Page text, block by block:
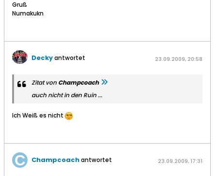
Gruß
Numakukn
Deckyantwortet 23.09.2009, 20:58
Zitat von Champcoach
auch nicht in den Ruin ...
Ich Weiß es nicht
Champcoachantwortet 23.09.2009, 17:31